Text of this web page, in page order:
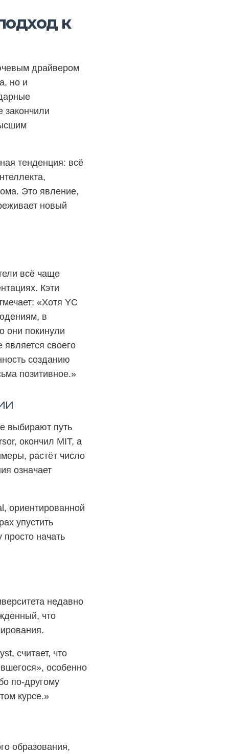
к
драйвером
но и
закончили
тенденция: всё
Это явление,
новый
всё чаще
Кэти
«Хотя YC
в
они покинули
является своего
созданию
позитивное.»
выбирают путь
окончил MIT, а
растёт число
означает
ориентированной
упустить
просто начать
недавно
что
считает, что
особенно
по-другому
курсе.»
образования,